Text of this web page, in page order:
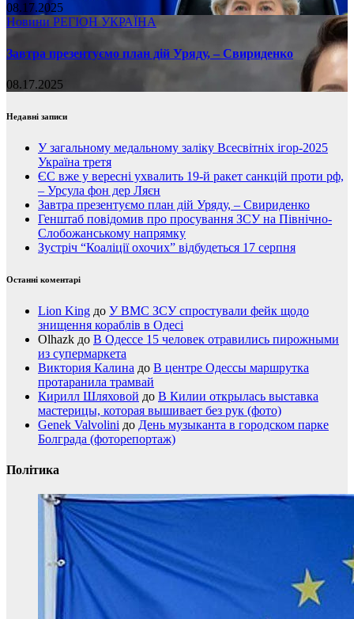
08.17.2025
Новини РЕГІОН УКРАЇНА
Завтра презентуємо план дій Уряду, – Свириденко
08.17.2025
Недавні записи
У загальному медальному заліку Всесвітніх ігор-2025
Україна третя
ЄС вже у вересні ухвалить 19-й ракет санкцій проти рф,
– Урсула фон дер Ляєн
Завтра презентуємо план дій Уряду, – Свириденко
Генштаб повідомив про просування ЗСУ на Північно-
Слобожанському напрямку
Зустріч “Коаліції охочих” відбудеться 17 серпня
Останні коментарі
Lion King до У ВМС ЗСУ спростували фейк щодо
знищення кораблів в Одесі
Olhazk до В Одессе 15 человек отравились пирожными
из супермаркета
Виктория Калина до В центре Одессы маршрутка
протаранила трамвай
Кирилл Шляховой до В Килии открылась выставка
мастерицы, которая вышивает без рук (фото)
Genek Valvolini до День музыканта в городском парке
Болграда (фоторепортаж)
Політика